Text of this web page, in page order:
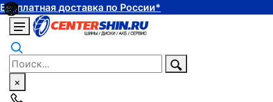
Бесплатная доставка по России*
×